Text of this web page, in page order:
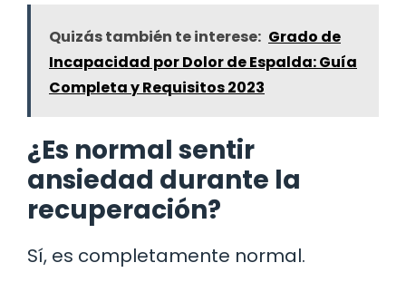
Quizás también te interese: Grado de
Incapacidad por Dolor de Espalda: Guía
Completa y Requisitos 2023
¿Es normal sentir
ansiedad durante la
recuperación?
Sí, es completamente normal.